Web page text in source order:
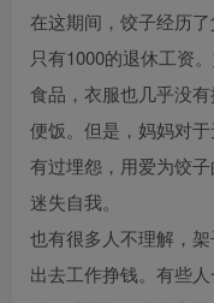
在这期间，饺子经历
只有1000的退休工资
食品，衣服也几乎没
便饭。但是，妈妈对
有过埋怨，用爱为饺
迷失自我。
也有很多人不理解，
出去工作挣钱。有些